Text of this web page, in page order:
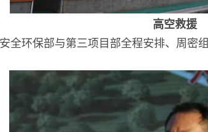
高空救援
全环保部与第三项目部全程安排、周密